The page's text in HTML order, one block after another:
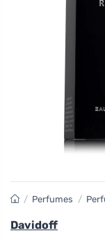
/ Perfumes /
Davidoff